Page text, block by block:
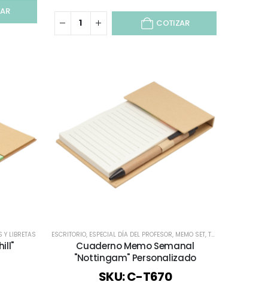
COTIZAR
,TODOS LOS CUADERNOS Y LIBRETAS
Y LIBRETAS ESCRITORIO, ESPECIAL DÍA DEL PROFESOR, MEMO SET, TODOS
Cuaderno Memo Semanal
"Nottingam" Personalizado
SKU: C-T670